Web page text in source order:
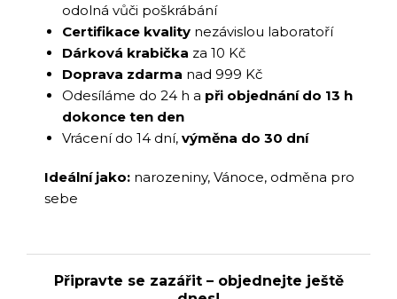
odolná vůči poškrábání
Certifikace kvality nezávislou laboratoří
Dárková krabička za 10 Kč
Doprava zdarma nad 999 Kč
Odesíláme do 24 h a při objednání do 13 h
dokonce ten den
Vrácení do 14 dní, výměna do 30 dní
Ideální jako: narozeniny, Vánoce, odměna pro
sebe
Připravte se zazářit – objednejte ještě